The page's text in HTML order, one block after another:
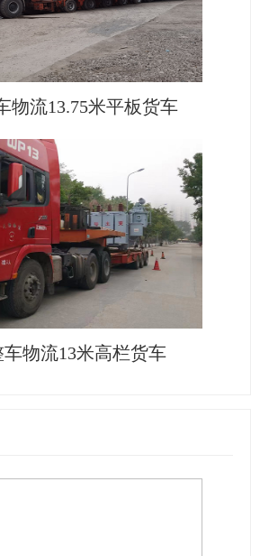
物流13.75米平板货车
物流13米高栏货车